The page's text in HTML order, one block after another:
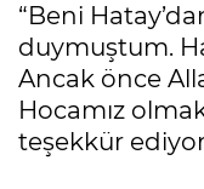
“Beni
duymuştum.
Ancak önce
Hocamız
teşekkür